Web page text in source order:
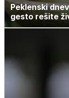
Peklenski
gesto rešite